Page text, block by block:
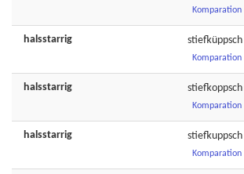
Komparation
halsstarrig stiefküppsch
Komparation
halsstarrig stiefkoppsch
Komparation
halsstarrig stiefkuppsch
Komparation